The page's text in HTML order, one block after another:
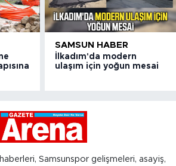
SAMSUN HABER
İlkadım'da modern
ulaşım için yoğun mesai
Samsunspor gelişmeleri, asayiş,